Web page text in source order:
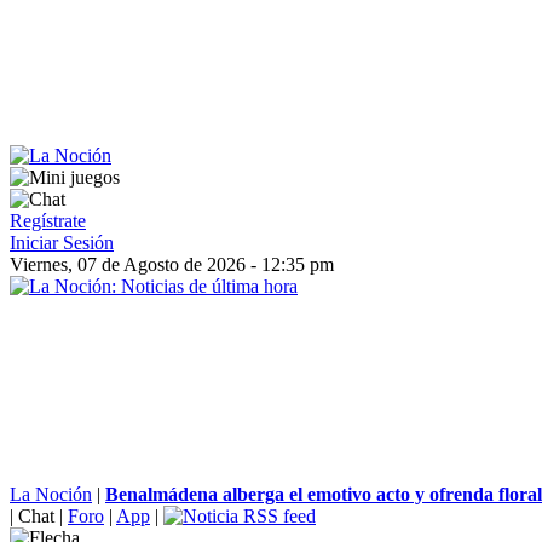
Regístrate
Iniciar Sesión
Viernes, 07 de Agosto de 2026 - 12:35 pm
La Noción | Benalmádena alberga el emotivo acto y ofrenda
| Chat | Foro | App |